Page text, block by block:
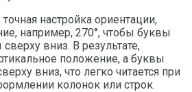
настройка ориентации,
например, 270°, чтобы буквы
вниз. В результате,
положение, а буквы
вниз, что легко читается при
колонок или строк.